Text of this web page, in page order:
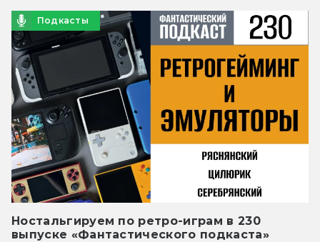
Подкасты
Ностальгируем по ретро-играм в 230
выпуске «Фантастического подкаста»